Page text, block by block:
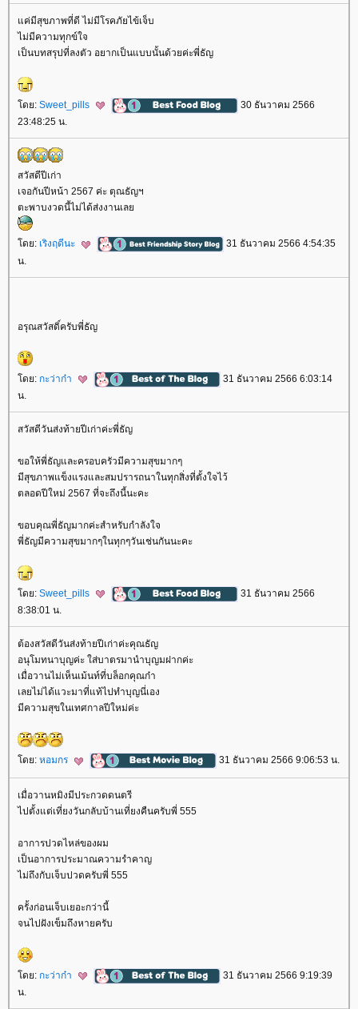
ค่มีสุขภาพที่ดี ไม่มีโรคภัยไข้เจ็บ
ไม่มีความทุกข์ใจ
เป็นบทสรุปที่ลงตัว อยากเป็นแบบนั้นด้วยค่ะพี่ธัญ
ดย: Sweet_pills
30 ธันวาคม 2566
23:48:25 น.
สวัสดีปีเก่า
เจอกันปีหน้า 2567 ค่ะ ตุณธัญฯ
ตะพาบงวดนี้ไม่ได้ส่งงานเล
ดย: เริงฤดีนะ
31 ธันวาคม 2566 4:54:35
น.
อรุณสวัสดิ์ครับพี่ธัญ
ดย: กะว่าก๋า
31 ธันวาคม 2566 6:03:14
น.
สวัสดีวันส่งท้ายปีเก่าค่ะพี่ธัญ
ขอให้พี่ธัญและครอบครัวมีความสุขมากๆ
มีสุขภาพแข็งแรงและสมปรารถนาในทุกสิ่งที่ตั้งใจไว้
ตลอดปีใหม่ 2567 ที่จะถึงนี้นะคะ
ขอบคุณพี่ธัญมากค่ะสำหรับกำลังใจ
พี่ธัญมีความสุขมากๆในทุกๆวันเช่นกันนะคะ
ดย: Sweet_pills
31 ธันวาคม 2566
8:38:01 น.
ต้องสวัสดีวันส่งท้ายปีเก่าค่ะคุณธัญ
อนุโมทนาบุญค่ะ ใส่บาตรมานำบุญมฝากค่ะ
เมื่อวานไม่เห็นเม้นท์ที่บล็อกคุณก๋า
เลยไม่ได้แวะมาที่แท้ไปทำบุญนี่เอง
มีความสุขในเทศกาลปีใหม่ค่ะ
ดย: หอมกร 31 ธันวาคม 2566 9:06:53 น.
เมื่อวานหมิงมีประกวดดนตรี
ไปตั้งแต่เที่ยงวันกลับบ้านเที่ยงคืนครับพี่ 555
อาการปวดไหล่ของผม
เป็นอาการประมาณความรำคาญ
ไม่ถึงกับเจ็บปวดครับพี่ 555
ครั้งก่อนเจ็บเยอะกว่านี้
จนไปฝังเข็มถึงหายครับ
ดย: กะว่าก๋า
31 ธันวาคม 2566 9:19:39
น.